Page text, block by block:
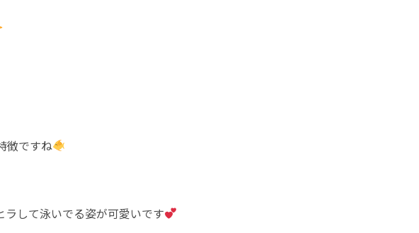
徴ですね
して泳いでる姿が可愛いです